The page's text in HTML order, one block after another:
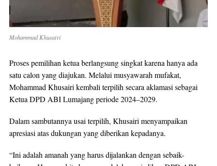
Mohammad Khusairi
Proses pemilihan ketua berlangsung singkat karena hanya ada
satu calon yang diajukan. Melalui musyawarah mufakat,
Mohammad Khusairi kembali terpilih secara aklamasi sebagai
Ketua DPD ABI Lumajang periode 2024–2029.
Dalam sambutannya usai terpilih, Khusairi menyampaikan
apresiasi atas dukungan yang diberikan kepadanya.
“Ini adalah amanah yang harus dijalankan dengan sebaik-